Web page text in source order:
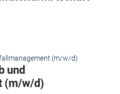
und
(m/w/d)